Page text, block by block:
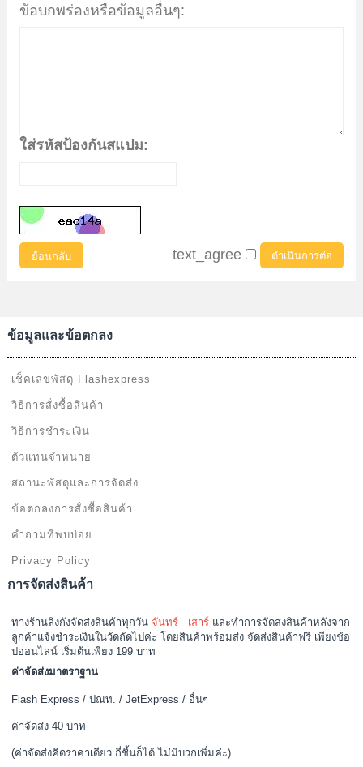
ข้อบกพร่องหรือข้อมูลอื่นๆ:
ใส่รหัสป้องกันสแปม:
ย้อนกลับ text_agree
ข้อมูลและข้อตกลง
เช็คเลขพัสดุ Flashexpress
วิธีการสั่งซื้อสินค้า
วิธีการชำระเงิน
ตัวแทนจำหน่าย
สถานะพัสดุและการจัดส่ง
ข้อตกลงการสั่งซื้อสินค้า
คำถามที่พบบ่อย
Privacy Policy
การจัดส่งสินค้า
ทางร้านลิงกังจัดส่งสินค้าทุกวัน จันทร์ - เสาร์ และทำการจัดส่งสินค้าหลังจาก
ลูกค้าแจ้งชำระเงินในวัดถัดไปค่ะ โดยสินค้าพร้อมส่ง จัดส่งสินค้าฟรี เพียงช้อ
ปออนไลน์ เริ่มต้นเพียง 199 บาท
ค่าจัดส่งมาตราฐาน
Flash Express / ปณท. / JetExpress / อื่นๆ
ค่าจัดส่ง 40 บาท
(ค่าจัดส่งคิดราคาเดียว กี่ชิ้นก็ได้ ไม่มีบวกเพิ่มค่ะ)